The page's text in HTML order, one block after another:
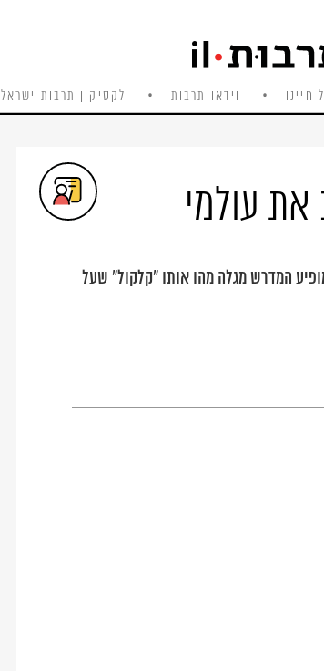
וידאו תרבות לקסיקון תרבות ישראל
עולמי
המדרש מגלה מהו אותו "קלקול" שעל